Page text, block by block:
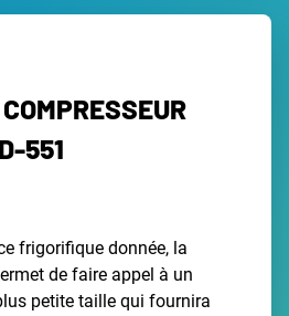
551
frigorifique donnée, la
de faire appel à un
petite taille qui fournira